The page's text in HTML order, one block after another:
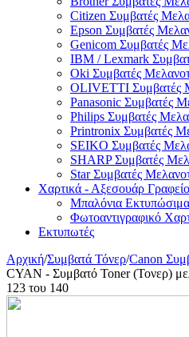
Citizen Συμβατές
Epson Συμβατές
Genicom Συμβατές
IBM / Lexmark
Oki Συμβατές
OLIVETTI Συμβατές
Panasonic Συμβατές
Philips Συμβατές
Printronix Συμβατές
SEIKO Συμβατές
SHARP Συμβατές
Star Συμβατές
Χαρτικά - Αξεσουάρ
Μπαλόνια Εκτυπώσιμα
Φωτοαντιγραφικό
Εκτυπωτές
Αρχική/Συμβατά Τόνερ/Canon
CYAN - Συμβατό Toner (Τονερ)
123 του 140